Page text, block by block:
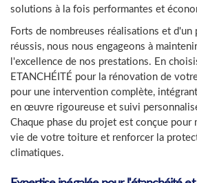
solutions à la fois performantes et
Forts de nombreuses réalisations et
réussis, nous nous engageons à
l'excellence de nos prestations. En
ETANCHÉITÉ pour la rénovation de
pour une intervention complète,
en œuvre rigoureuse et suivi
Chaque phase du projet est conçue pour
vie de votre toiture et renforcer la
climatiques.